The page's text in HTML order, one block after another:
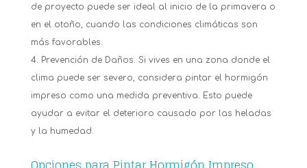
de proyecto puede ser ideal al inicio de la primavera o
en el otoño, cuando las condiciones climáticas son
más favorables.
Prevención de Daños. Si vives en una zona donde el
clima puede ser severo, considera pintar el hormigón
impreso como una medida preventiva. Esto puede
ayudar a evitar el deterioro causado por las heladas
y la humedad.